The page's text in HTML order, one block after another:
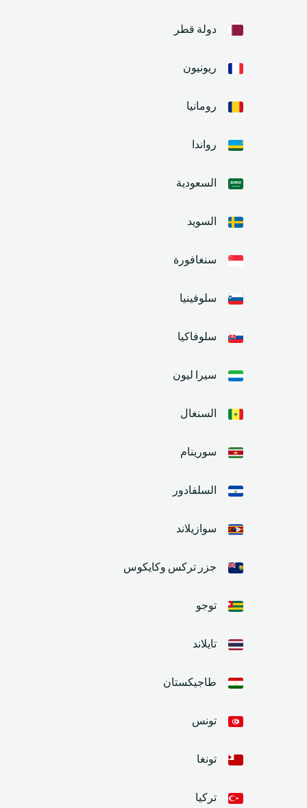
دولة قطر
ريونيون
رومانيا
رواندا
السعودية
السويد
سنغافورة
سلوفينيا
سلوفاكيا
سيرا ليون
السنغال
سورينام
السلفادور
سوازيلاند
جزر تركس وكايكوس
توجو
تايلاند
طاجيكستان
تونس
تونغا
تركيا